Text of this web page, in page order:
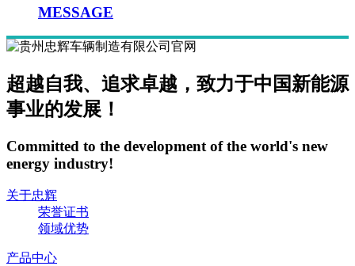
MESSAGE
超越自我、追求卓越，致力于中国新能源
事业的发展！
Committed to the development of the world's new
energy industry!
关于忠辉
荣誉证书
领域优势
产品中心